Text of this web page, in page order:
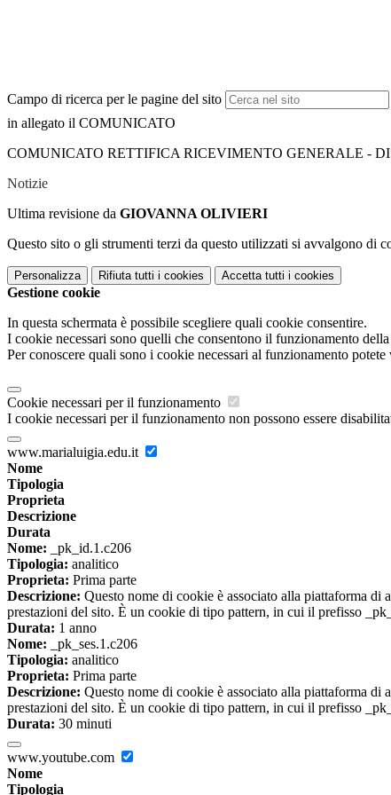
Campo di ricerca per le pagine del sito
in allegato il COMUNICATO
COMUNICATO RETTIFICA RICEVIMENTO GENERALE -
Notizie
Ultima revisione da GIOVANNA OLIVIERI
Questo sito o gli strumenti terzi da questo utilizzati si avvalgono di
Personalizza Rifiuta tutti i cookies Accetta tutti i cookies
Gestione cookie
In questa schermata è possibile scegliere quali cookie consentire.
I cookie necessari sono quelli che consentono il funzionamento
Per conoscere quali sono i cookie necessari al funzionamento potete
Cookie necessari per il funzionamento
I cookie necessari per il funzionamento non possono essere
www.marialuigia.edu.it
Nome
Tipologia
Proprieta
Descrizione
Durata
Nome: _pk_id.1.c206
Tipologia: analitico
Proprieta: Prima parte
Descrizione: Questo nome di cookie è associato alla piattaforma
prestazioni del sito. È un cookie di tipo pattern, in cui il prefisso
Durata: 1 anno
Nome: _pk_ses.1.c206
Tipologia: analitico
Proprieta: Prima parte
Descrizione: Questo nome di cookie è associato alla piattaforma
prestazioni del sito. È un cookie di tipo pattern, in cui il prefisso
Durata: 30 minuti
www.youtube.com
Nome
Tipologia